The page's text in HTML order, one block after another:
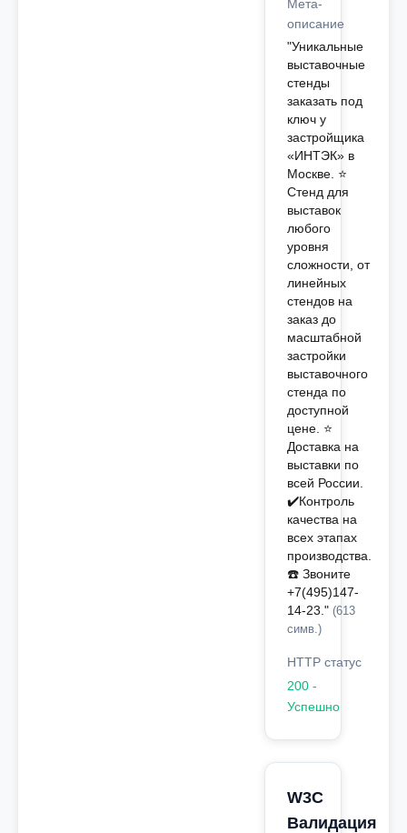
Мета-
описание
"Уникальные
выставочные
стенды
заказать под
ключ у
застройщика
«ИНТЭК» в
Москве. ⭐️
Стенд для
выставок
любого
уровня
сложности, от
линейных
стендов на
заказ до
масштабной
застройки
выставочного
стенда по
доступной
цене. ⭐️
Доставка на
выставки по
всей России.
✔️Контроль
качества на
всех этапах
производства.
☎️ Звоните
+7(495)147-
14-23." (613
симв.)
HTTP статус
200 -
Успешно
W3C
Валидация